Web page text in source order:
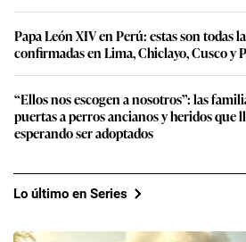
Papa León XIV en Perú: estas son todas
confirmadas en Lima, Chiclayo, Cusco y
“Ellos nos escogen a nosotros”: las
puertas a perros ancianos y heridos que
esperando ser adoptados
Lo último en Series